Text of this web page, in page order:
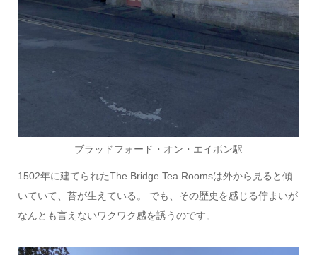
ブラッドフォード・オン・エイボン駅
1502年に建てられたThe Bridge Tea Roomsは外から見ると傾
いていて、苔が生えている。 でも、その歴史を感じる佇まいが
なんとも言えないワクワク感を誘うのです。